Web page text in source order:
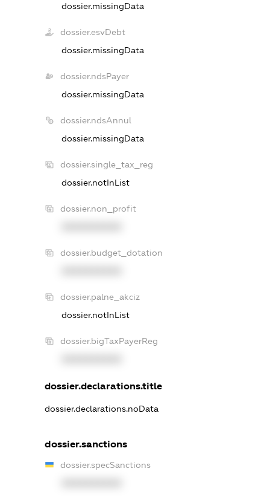
dossier.missingData
dossier.esvDebt
dossier.missingData
dossier.ndsPayer
dossier.missingData
dossier.ndsAnnul
dossier.missingData
dossier.single_tax_reg
dossier.notInList
dossier.non_profit
dossier.budget_dotation
dossier.palne_akciz
dossier.notInList
dossier.bigTaxPayerReg
dossier.declarations.title
dossier.declarations.noData
dossier.sanctions
dossier.specSanctions